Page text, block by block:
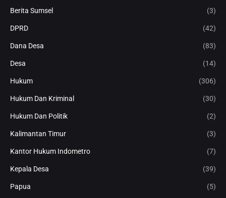
Berita Sumsel (3)
DPRD (42)
Dana Desa (83)
Desa (14)
Hukum (306)
Hukum Dan Kriminal (30)
Hukum Dan Politik (2)
Kalimantan Timur (3)
Kantor Hukum Indometro (7)
Kepala Desa (39)
Papua (5)